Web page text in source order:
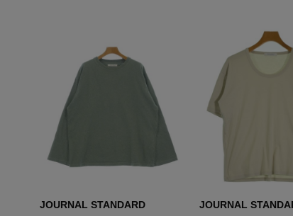
JOURNAL STANDARD JOURNAL